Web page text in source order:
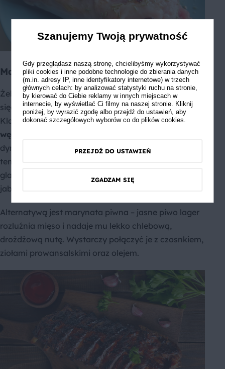
Marynata do żeberek i boczku
Żeberka i boczek to mięsa, przy których warto
sięgnąć po bardziej intensywne, złożone marynaty.
Klasyczna kompozycja to sossojowy, papryka
wędzona i brązowy cukier
dymnego oraz słodkiego, które w wysokiej
temperaturze grilla tworzy ciemną, aromatyczną
glazurę. Można uzupełnić ją o czosnek, ocet
jabłkowy i odrobinę oleju.
Alternatywą jest marynata piwna – jasne piwo lager
rozluźnia mięso i nadaje mu lekko chlebową,
drożdżową nutę. Wystarczy połączyć je z czosnkiem,
ziołami prowansalskimi oraz olejem.
Szanujemy Twoją prywatność
Gdy przeglądasz naszą stronę, chcielibyśmy wykorzystywać
pliki cookies i inne podobne technologie do zbierania danych
(m.in. adresy IP, inne identyfikatory internetowe) w trzech
głównych celach: by analizować statystyki ruchu na stronie,
by kierować do Ciebie reklamy w innych miejscach w
internecie, by wyświetlać Ci filmy na naszej stronie. Kliknij
poniżej, by wyrazić zgodę albo przejdź do ustawień, aby
dokonać szczegółowych wyborów co do plików cookies.
PRZEJDŹ DO USTAWIEŃ
ZGADZAM SIĘ